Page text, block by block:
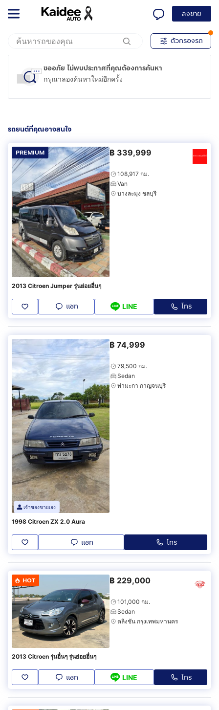
ลงขาย
ตัวกรองรถ
ขออภัย ไม่พบประกาศที่คุณต้องการค้นหา
กรุณาลองค้นหาใหม่อีกครั้ง
รถยนต์ที่คุณอาจสนใจ
PREMIUM ฿ 339,999
108,917 กม.
Van
บางละมุง ชลบุรี
2013 Citroen Jumper รุ่นย่อยอื่นๆ
แชท LINE โทร
เจ้าของขายเอง
฿ 74,999
79,500 กม.
Sedan
ท่ามะกา กาญจนบุรี
1998 Citroen ZX 2.0 Aura
แชท โทร
HOT ฿ 229,000
101,000 กม.
Sedan
ตลิ่งชัน กรุงเทพมหานคร
2013 Citroen รุ่นอื่นๆ รุ่นย่อยอื่นๆ
แชท LINE โทร